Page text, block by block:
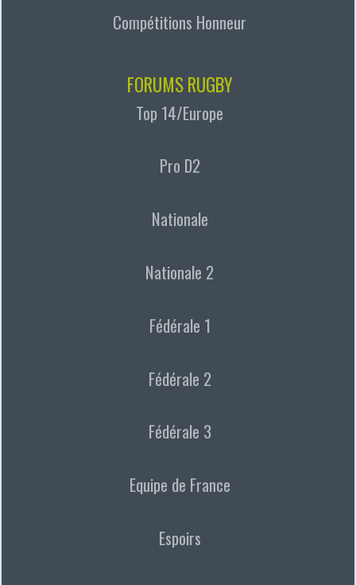
Compétitions Honneur
FORUMS RUGBY
Top 14/Europe
Pro D2
Nationale
Nationale 2
Fédérale 1
Fédérale 2
Fédérale 3
Equipe de France
Espoirs